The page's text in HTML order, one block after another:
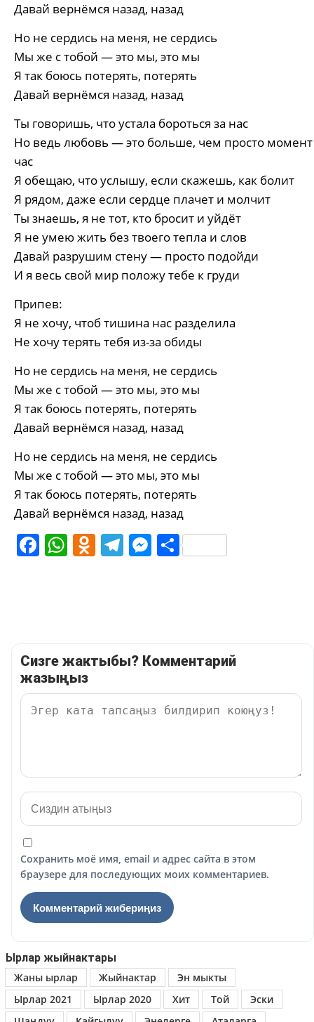
Давай вернёмся назад, назад
Но не сердись на меня, не сердись
Мы же с тобой — это мы, это мы
Я так боюсь потерять, потерять
Давай вернёмся назад, назад
Ты говоришь, что устала бороться за нас
Но ведь любовь — это больше, чем просто
час
Я обещаю, что услышу, если скажешь, как болит
Я рядом, даже если сердце плачет и молчит
Ты знаешь, я не тот, кто бросит и уйдёт
Я не умею жить без твоего тепла и слов
Давай разрушим стену — просто подойди
И я весь свой мир положу тебе к груди
Припев:
Я не хочу, чтоб тишина нас разделила
Не хочу терять тебя из-за обиды
Но не сердись на меня, не сердись
Мы же с тобой — это мы, это мы
Я так боюсь потерять, потерять
Давай вернёмся назад, назад
Но не сердись на меня, не сердись
Мы же с тобой — это мы, это мы
Я так боюсь потерять, потерять
Давай вернёмся назад, назад
Facebook
WhatsApp
Odnoklassniki
Telegram
Messenger
Share
Сизге жактыбы? Комментарий
жазыңыз
Сохранить моё имя, email и адрес сайта в этом
браузере для последующих моих комментариев.
Ырлар жыйнактары
Жаны ырлар
Жыйнактар
Эн мыкты
Ырлар 2021
Ырлар 2020 Хит Той
Эски